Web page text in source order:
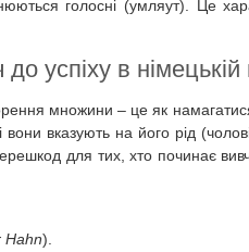
голосні (умляут). Це
успіху в німецькій
множини – це як
вказують на його рід
для тих, хто починає
Hahn).